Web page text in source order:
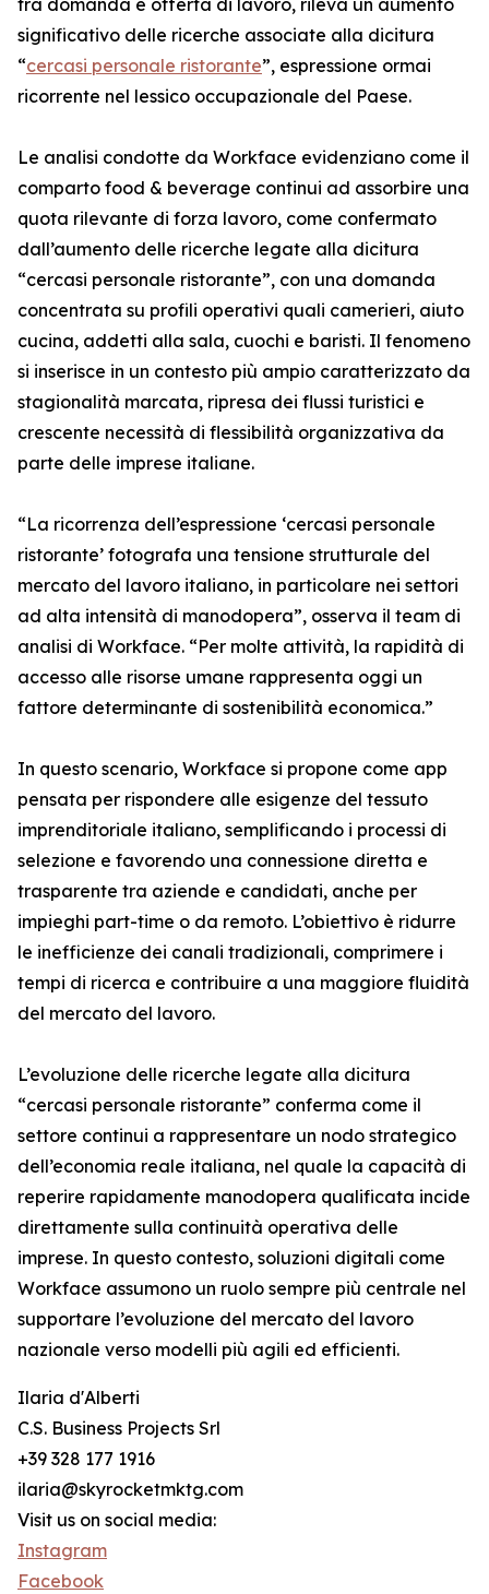
tra domanda e offerta di lavoro, rileva un aumento
significativo delle ricerche associate alla dicitura
“cercasi personale ristorante”, espressione ormai
ricorrente nel lessico occupazionale del Paese.
Le analisi condotte da Workface evidenziano come il
comparto food & beverage continui ad assorbire una
quota rilevante di forza lavoro, come confermato
dall’aumento delle ricerche legate alla dicitura
“cercasi personale ristorante”, con una domanda
concentrata su profili operativi quali camerieri, aiuto
cucina, addetti alla sala, cuochi e baristi. Il fenomeno
si inserisce in un contesto più ampio caratterizzato da
stagionalità marcata, ripresa dei flussi turistici e
crescente necessità di flessibilità organizzativa da
parte delle imprese italiane.
“La ricorrenza dell’espressione ‘cercasi personale
ristorante’ fotografa una tensione strutturale del
mercato del lavoro italiano, in particolare nei settori
ad alta intensità di manodopera”, osserva il team di
analisi di Workface. “Per molte attività, la rapidità di
accesso alle risorse umane rappresenta oggi un
fattore determinante di sostenibilità economica.”
In questo scenario, Workface si propone come app
pensata per rispondere alle esigenze del tessuto
imprenditoriale italiano, semplificando i processi di
selezione e favorendo una connessione diretta e
trasparente tra aziende e candidati, anche per
impieghi part-time o da remoto. L’obiettivo è ridurre
le inefficienze dei canali tradizionali, comprimere i
tempi di ricerca e contribuire a una maggiore fluidità
del mercato del lavoro.
L’evoluzione delle ricerche legate alla dicitura
“cercasi personale ristorante” conferma come il
settore continui a rappresentare un nodo strategico
dell’economia reale italiana, nel quale la capacità di
reperire rapidamente manodopera qualificata incide
direttamente sulla continuità operativa delle
imprese. In questo contesto, soluzioni digitali come
Workface assumono un ruolo sempre più centrale nel
supportare l’evoluzione del mercato del lavoro
nazionale verso modelli più agili ed efficienti.
Ilaria d'Alberti
C.S. Business Projects Srl
+39 328 177 1916
ilaria@skyrocketmktg.com
Visit us on social media:
Instagram
Facebook